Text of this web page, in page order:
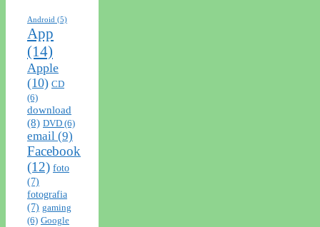
Android (5)
App
(14)
Apple
(10) CD
(6)
download
(8) DVD (6)
email (9)
Facebook
(12) foto
(7)
fotografia
(7) gaming
(6) Google